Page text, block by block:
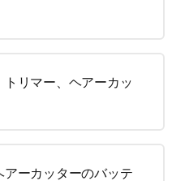
リマー、ヘアーカッ
ーカッターのバッテ